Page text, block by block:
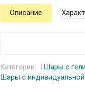
Описание
Категории: Шары с
Шары с